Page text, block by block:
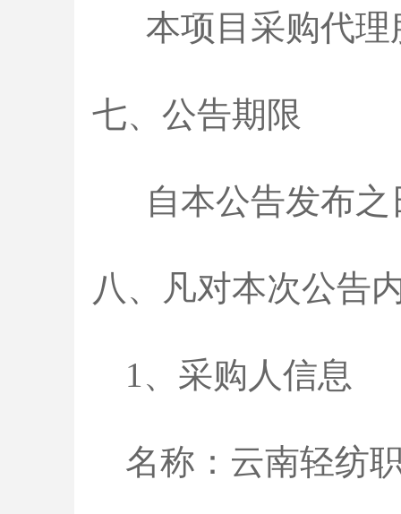
本项目采购代理
七、公告期限
自本公告发布之
八、凡对本次公告
1、采购人信息
名称：云南轻纺